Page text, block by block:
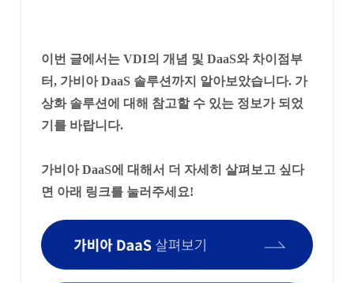
이번 글에서는 VDI의 개념 및 DaaS와 차이점부
터, 가비아 DaaS 솔루션까지 알아보았습니다. 가
상화 솔루션에 대해 참고할 수 있는 정보가 되었
기를 바랍니다.
가비아 DaaS에 대해서 더 자세히 살펴보고 싶다
면 아래 링크를 눌러주세요!